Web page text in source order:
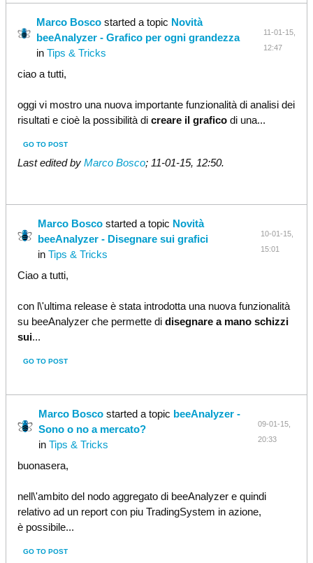
Marco Bosco started a topic Novità
beeAnalyzer - Grafico per ogni grandezza
inTips & Tricks
11-01-15,
12:47
ciao a tutti,
oggi vi mostro una nuova importante funzionalità di analisi dei
risultati e cioè la possibilità di creare il grafico di una...
GO TO POST
Last edited by Marco Bosco; 11-01-15, 12:50.
Marco Boscostarted a topic Novità
beeAnalyzer - Disegnare sui grafici
in Tips & Tricks
10-01-15,
15:01
Ciao a tutti,
con l\'ultima release è stata introdotta una nuova funzionalità
su beeAnalyzer che permette di disegnare a mano schizzi
sui...
GO TO POST
Marco Bosco started a topic beeAnalyzer -
Sono o no a mercato?
inTips & Tricks
09-01-15,
20:33
buonasera,
nell\'ambito del nodo aggregato di beeAnalyzer e quindi
relativo ad un report con piu TradingSystem in azione,
è possibile...
GO TO POST